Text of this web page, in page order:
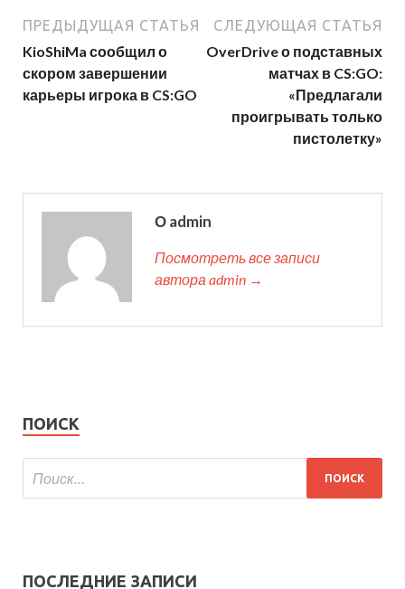
ПРЕДЫДУЩАЯ СТАТЬЯ
KioShiMa сообщил о
скором завершении
карьеры игрока в CS:GO
СЛЕДУЮЩАЯ СТАТЬЯ
OverDrive о подставных
матчах в CS:GO:
«Предлагали
проигрывать только
пистолетку»
О admin
Посмотреть все записи
автора admin →
ПОИСК
ПОСЛЕДНИЕ ЗАПИСИ